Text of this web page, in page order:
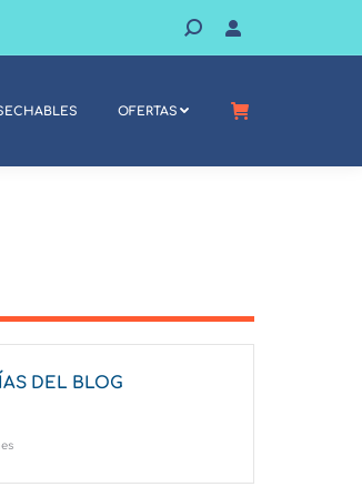
BUSCAR:
OFERTAS
DEL BLOG